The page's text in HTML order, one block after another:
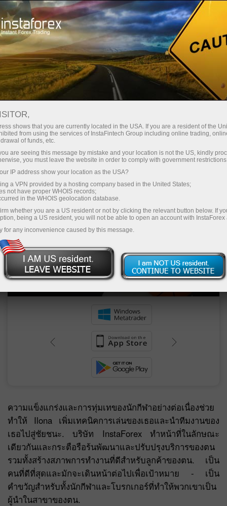
เกี่ยวกับ InstaForex InstaSport Ilona Korstin
เพื่อชัยชนะ - นี้คือสิ่งที่
Ilona Korstin และ
InstaForex มีเหมือนกัน!
Ilona Korstin เป็นนักบาสเก็ตบอลที่เป็นแชมป์ยุโรป
หลายสมัย, แชมป์โลกและโอลิมปิกเกมส์จะกลายเป็น
ประวัติศาสตร์หน้าใหม่ของโบรกเกอร์ระหว่าง
ประเทศของ InstaForex สำหรับ 2011-2012.
ความแข็งแกร่งและการทุ่มเทของนักกีฬาอย่างต่อเนื่องช่วย
ทำให้ Ilona เพิ่มเทคนิคการเล่นของเธอและนำทีมงานของ
เธอไปสู่ชัยชนะ. บริษัท InstaForex ทำหน้าที่ในลักษณะ
เดียวกันและกระตือรือร้นพัฒนาและปรับปรุงบริการของตน
รวมทั้งสร้างสภาพการทำงานที่ดีสำหรับลูกค้าของตน. เป็น
คนที่ดีที่สุดและมักจะเดินหน้าต่อไปเพื่อเป้าหมาย - เป็น
คำขวัญสำหรับทั้งนักกีฬาและโบรกเกอร์ที่ทำให้พวกเขาเป็น
ผู้นำในสาขาของตน.
shows that you are currently located in the USA. If you are a resident of the
from using the services of InstaFintech Group including online trading,
of funds, etc.
are seeing this message by mistake and your location is not the US, kindly
you must leave the website in order to comply with government
IP address show your location as the USA?
a VPN provided by a hosting company based in the United States;
not have proper WHOIS records;
in the WHOIS geolocation database.
whether you are a US resident or not by clicking the relevant button below. If
being a US resident, you will not be able to open an account with InstaForex
for any inconvenience caused by this message.